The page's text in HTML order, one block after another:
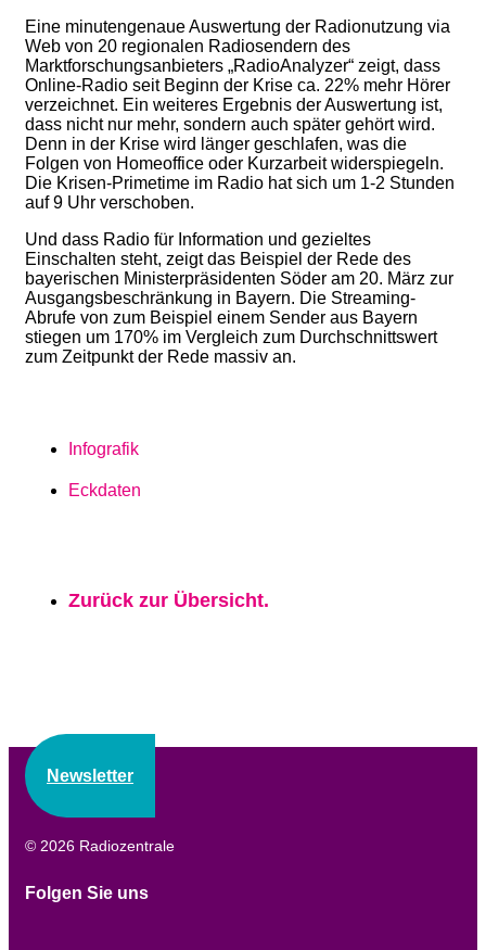
Eine minutengenaue Auswertung der Radionutzung via
Web von 20 regionalen Radiosendern des
Marktforschungsanbieters „RadioAnalyzer“ zeigt, dass
Online-Radio seit Beginn der Krise ca. 22% mehr Hörer
verzeichnet. Ein weiteres Ergebnis der Auswertung ist,
dass nicht nur mehr, sondern auch später gehört wird.
Denn in der Krise wird länger geschlafen, was die
Folgen von Homeoffice oder Kurzarbeit widerspiegeln.
Die Krisen-Primetime im Radio hat sich um 1-2 Stunden
auf 9 Uhr verschoben.
Und dass Radio für Information und gezieltes
Einschalten steht, zeigt das Beispiel der Rede des
bayerischen Ministerpräsidenten Söder am 20. März zur
Ausgangsbeschränkung in Bayern. Die Streaming-
Abrufe von zum Beispiel einem Sender aus Bayern
stiegen um 170% im Vergleich zum Durchschnittswert
zum Zeitpunkt der Rede massiv an.
Infografik
Eckdaten
Zurück zur Übersicht.
Newsletter
© 2026 Radiozentrale
Folgen Sie uns